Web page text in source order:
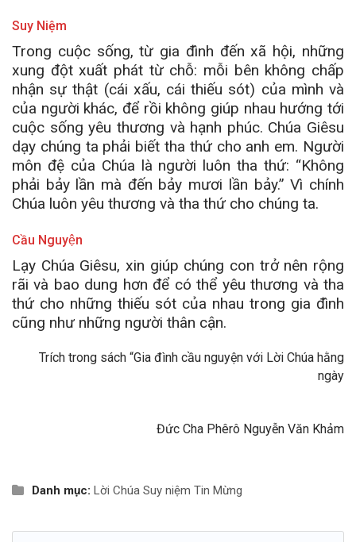
Suy Niệm
Trong cuộc sống, từ gia đình đến xã hội, những
xung đột xuất phát từ chỗ: mỗi bên không chấp
nhận sự thật (cái xấu, cái thiếu sót) của mình và
của người khác, để rồi không giúp nhau hướng tới
cuộc sống yêu thương và hạnh phúc. Chúa Giêsu
dạy chúng ta phải biết tha thứ cho anh em. Người
môn đệ của Chúa là người luôn tha thứ: “Không
phải bảy lần mà đến bảy mươi lần bảy.” Vì chính
Chúa luôn yêu thương và tha thứ cho chúng ta.
Cầu Nguyện
Lạy Chúa Giêsu, xin giúp chúng con trở nên rộng
rãi và bao dung hơn để có thể yêu thương và tha
thứ cho những thiếu sót của nhau trong gia đình
cũng như những người thân cận.
Trích trong sách “Gia đình cầu nguyện với Lời Chúa hằng
ngày
Đức Cha Phêrô Nguyễn Văn Khảm
Danh mục: Lời Chúa Suy niệm Tin Mừng